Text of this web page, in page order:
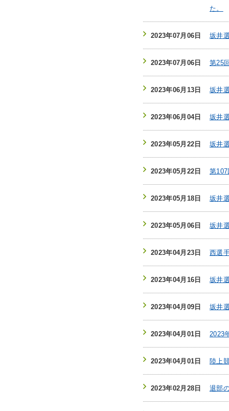
た。
2023年07月06日 坂井
2023年07月06日 第25
2023年06月13日 坂井
2023年06月04日 坂井
2023年05月22日 坂井
2023年05月22日 第
2023年05月18日 坂井
2023年05月06日 坂井
2023年04月23日 西選
2023年04月16日 坂井
2023年04月09日 坂井
2023年04月01日 2023
2023年04月01日 陸上
2023年02月28日 退部